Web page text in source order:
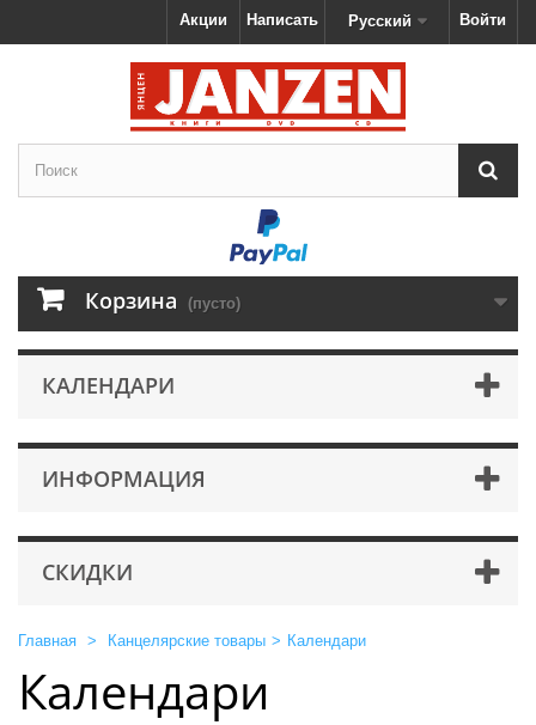
Войти
Русский
Написать
Акции
Корзина (пусто)
КАЛЕНДАРИ
ИНФОРМАЦИЯ
СКИДКИ
Главная > Канцелярские товары > Календари
Календари